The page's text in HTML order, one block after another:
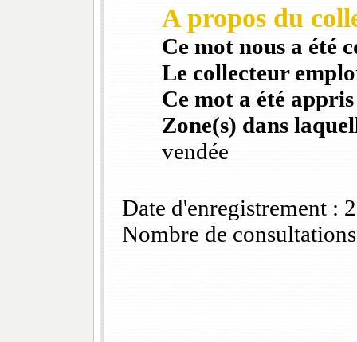
A propos du
Ce mot nous a été
Le collecteur
Ce mot a été
Zone(s) dans
vendée
Date d'enregistrement :
Nombre de